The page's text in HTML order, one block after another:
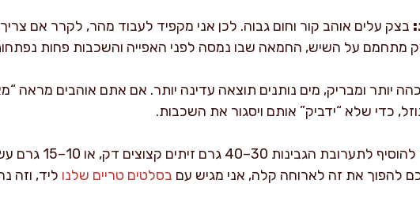
בצק עלים אוהב קור וחום גבוה. לכן אני מקפיד לעבוד מהר, לקרר אם
מתחמם על השיש, החמאה שבו נמסה לפני האפייה והשכבות פחות
יותר ומבריק, מים נותנים תוצאה עדינה יותר. אם אתם אוהבים מראה
כדי שלא “ידביק” אותם ויסגור את השכבות.
אפשר להוסיף לתערובת הגבינות
להפוך את זה לארוחה קלה, אני מגיש עם בסלטים טריים שלנו ליד, וזה